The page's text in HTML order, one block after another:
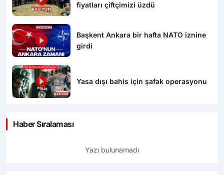
fiyatları çiftçimizi üzdü
Başkent Ankara bir hafta NATO iznine
girdi
Yasa dışı bahis için şafak operasyonu
Haber Sıralaması
Yazı bulunamadı